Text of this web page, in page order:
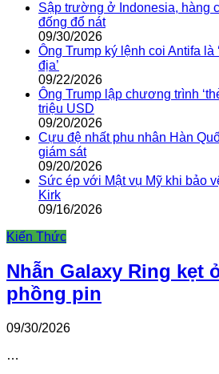
Sập trường ở Indonesia, hàng
đống đổ nát
09/30/2026
Ông Trump ký lệnh coi Antifa là
địa’
09/22/2026
Ông Trump lập chương trình
triệu USD
09/20/2026
Cựu đệ nhất phu nhân Hàn
giám sát
09/20/2026
Sức ép với Mật vụ Mỹ khi bảo
Kirk
09/16/2026
Kiến Thức
Nhẫn Galaxy Ring kẹt
phồng pin
09/30/2026
…